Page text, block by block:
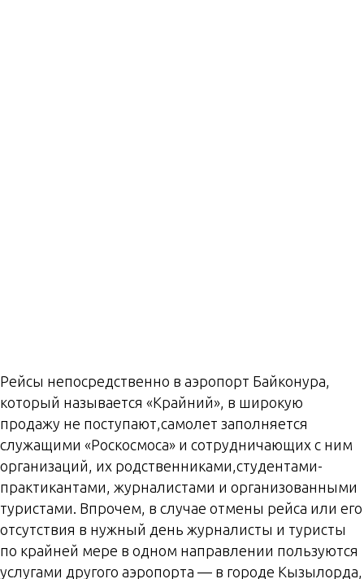
Рейсы непосредственно в аэропорт Байконура,
который называется «Крайний», в широкую
продажу не поступают,самолет заполняется
служащими «Роскосмоса» и сотрудничающих с ним
организаций, их родственниками,студентами-
практикантами, журналистами и организованными
туристами. Впрочем, в случае отмены рейса или его
отсутствия в нужный день журналисты и туристы
по крайней мере в одном направлении пользуются
услугами другого аэропорта — в городе Кызылорда,